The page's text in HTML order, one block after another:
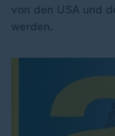
von den USA und
werden.